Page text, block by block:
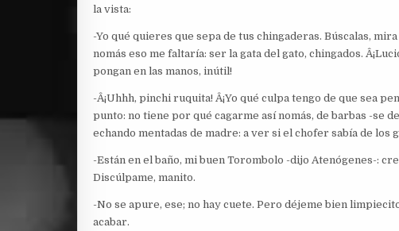
la vista:
-Yo qué quieres que sepa de tus chingaderas. Búscalas,
nomás eso me faltaría: ser la gata del gato, chingados.
pongan en las manos, inútil!
-Â¡Uhhh, pinchi ruquita! Â¡Yo qué culpa tengo de que sea
punto: no tiene por qué cagarme así nomás, de barbas -se
echando mentadas de madre: a ver si el chofer sabía de los
-Están en el baño, mi buen Torombolo -dijo Atenógenes-:
Discúlpame, manito.
-No se apure, ese; no hay cuete. Pero déjeme bien
acabar.